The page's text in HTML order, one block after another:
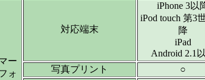
ー
ォ
対応端末
iPhone 3以
iPod touch 第3
降
iPad
Android 2.1
写真プリント ○